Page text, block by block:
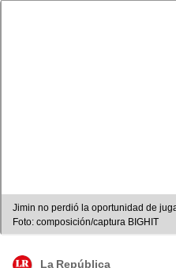
Jimin no perdió la oportunidad de
Foto: composición/captura BIGHIT
La República